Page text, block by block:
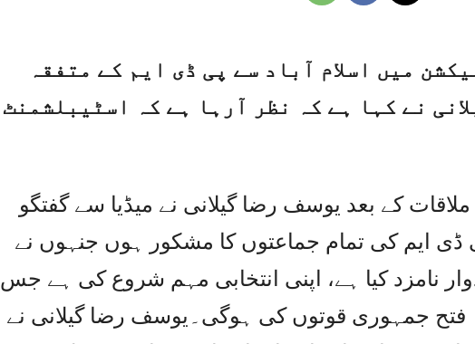
میں اسلام آباد سے پی ڈی ایم کے متفقہ
نے کہا ہے کہ نظر آرہا ہے کہ اسٹیبلشمنٹ
کے بعد یوسف رضا گیلانی نے میڈیا سے گفتگو
ڈی ایم کی تمام جماعتوں کا مشکور ہوں جنہوں نے
نامزد کیا ہے، اپنی انتخابی مہم شروع کی ہے جس
فتح جمہوری قوتوں کی ہوگی۔یوسف رضا گیلانی نے